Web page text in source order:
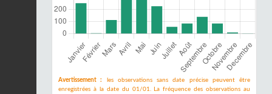
Avertissement :
les observations sans date précise peuvent être
enregistrées à la date du 01/01. La fréquence des observations au